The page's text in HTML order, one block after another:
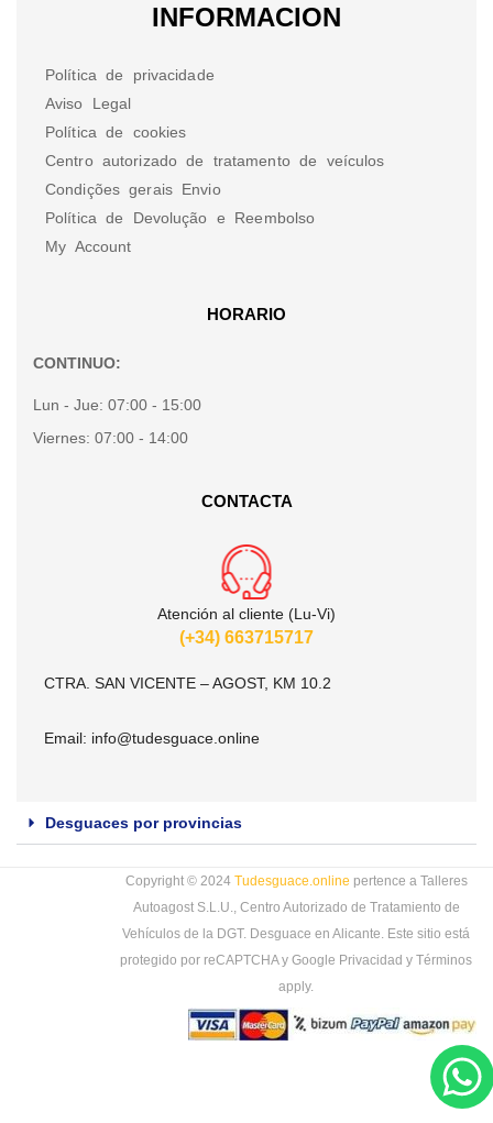
INFORMACION
Política de privacidade
Aviso Legal
Política de cookies
Centro autorizado de tratamento de veículos
Condições gerais Envio
Política de Devolução e Reembolso
My Account
HORARIO
CONTINUO:
Lun - Jue: 07:00 - 15:00
Viernes: 07:00 - 14:00
CONTACTA
Atención al cliente (Lu-Vi)
(+34) 663715717
CTRA. SAN VICENTE – AGOST, KM 10.2
Email: info@tudesguace.online
Desguaces por provincias
Copyright © 2024 Tudesguace.online pertence a Talleres
Autoagost S.L.U., Centro Autorizado de Tratamiento de
Vehículos de la DGT. Desguace en Alicante. Este sitio está
protegido por reCAPTCHA y Google Privacidad y Términos
apply.